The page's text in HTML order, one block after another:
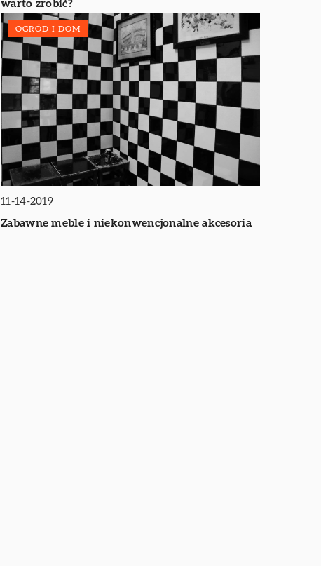
warto zrobić?
OGRÓD I DOM
11-14-2019
Zabawne meble i niekonwencjonalne akcesoria